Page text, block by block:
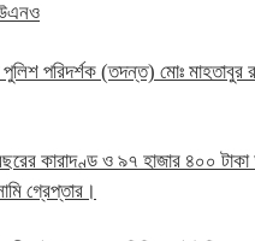
পরিদর্শক (তদন্ত) মোঃ মাহতাবুর
কারাদণ্ড ও ৯৭ হাজার ৪০০
গ্রেপ্তার।